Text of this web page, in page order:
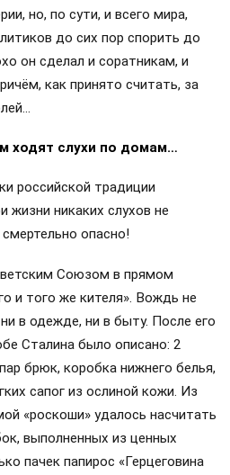
но, по сути, и всего мира,
до сих пор спорить до
он сделал и соратникам, и
как принято считать, за
ходят слухи по домам…
российской традиции
жизни никаких слухов не
опасно!
Союзом в прямом
и того же кителя». Вождь не
в одежде, ни в быту. После его
Сталина было описано: 2
брюк, коробка нижнего белья,
сапог из ослиной кожи. Из
«роскоши» удалось насчитать
выполненных из ценных
пачек папирос «Герцеговина